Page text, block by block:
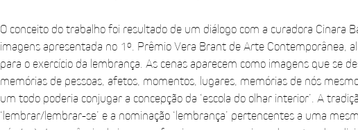
O conceito do trabalho foi resultado de um diálogo com a curadora Cinara
imagens apresentada no 1º. Prêmio Vera Brant de Arte Contemporânea,
para o exercício da lembrança. As cenas aparecem como imagens que se
memórias de pessoas, afetos, momentos, lugares, memórias de nós
um todo poderia conjugar a concepção da ‘escola do olhar interior’. A
‘lembrar/lembrar-se’ e a nominação ‘lembrança’ pertencentes a uma